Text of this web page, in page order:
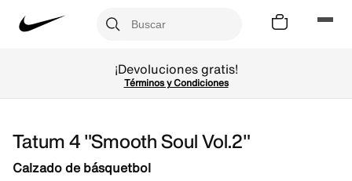
¡Devoluciones gratis!
Términos y Condiciones
Tatum 4 "Smooth Soul Vol.2"
Calzado de básquetbol